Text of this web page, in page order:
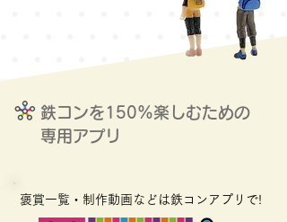
鉄コンを150%楽しむための
専用アプリ
​褒賞一覧・制作動画などは鉄コンアプリで!